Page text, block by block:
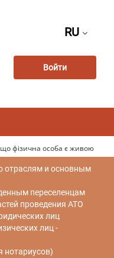
RU
Войти
фізична особа є живою
отраслям и основным
переселенцам
проведения АТО
лиц
лиц -
нотариусов)